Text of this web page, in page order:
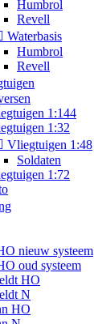
Humbrol
Revell
Waterbasis
Humbrol
Revell
1:144
1:32
Vliegtuigen 1:48
Soldaten
1:72
nieuw systeem
oud systeem
HO
N
HO